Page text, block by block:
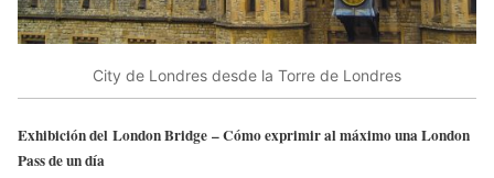
City de Londres desde la Torre de Londres
Exhibición del London Bridge – Cómo exprimir al máximo una London
Pass de un día